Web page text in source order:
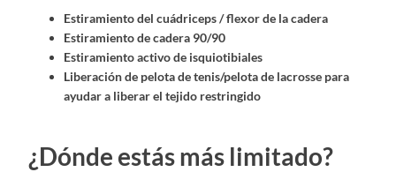
Estiramiento del cuádriceps / flexor de la cadera
Estiramiento de cadera 90/90
Estiramiento activo de isquiotibiales
Liberación de pelota de tenis/pelota de lacrosse para
ayudar a liberar el tejido restringido
¿Dónde estás más limitado?